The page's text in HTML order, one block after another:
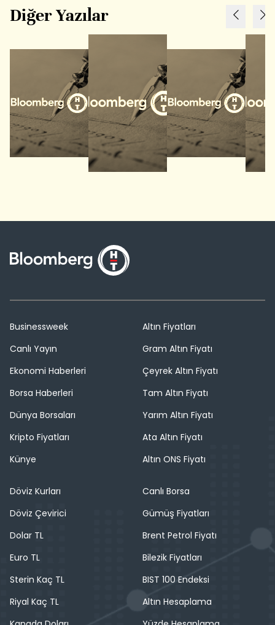
Diğer Yazılar
Businessweek
Canlı Yayın
Ekonomi Haberleri
Borsa Haberleri
Dünya Borsaları
Kripto Fiyatları
Künye
Altın Fiyatları
Gram Altın Fiyatı
Çeyrek Altın Fiyatı
Tam Altın Fiyatı
Yarım Altın Fiyatı
Ata Altın Fiyatı
Altın ONS Fiyatı
Döviz Kurları
Döviz Çevirici
Dolar TL
Euro TL
Sterin Kaç TL
Riyal Kaç TL
Canlı Borsa
Gümüş Fiyatları
Brent Petrol Fiyatı
Bilezik Fiyatları
BIST 100 Endeksi
Altın Hesaplama